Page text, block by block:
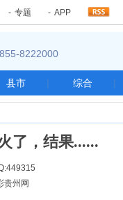
- 专题 - APP
8222000
县市 | 综合 |
了，结果......
贵州网